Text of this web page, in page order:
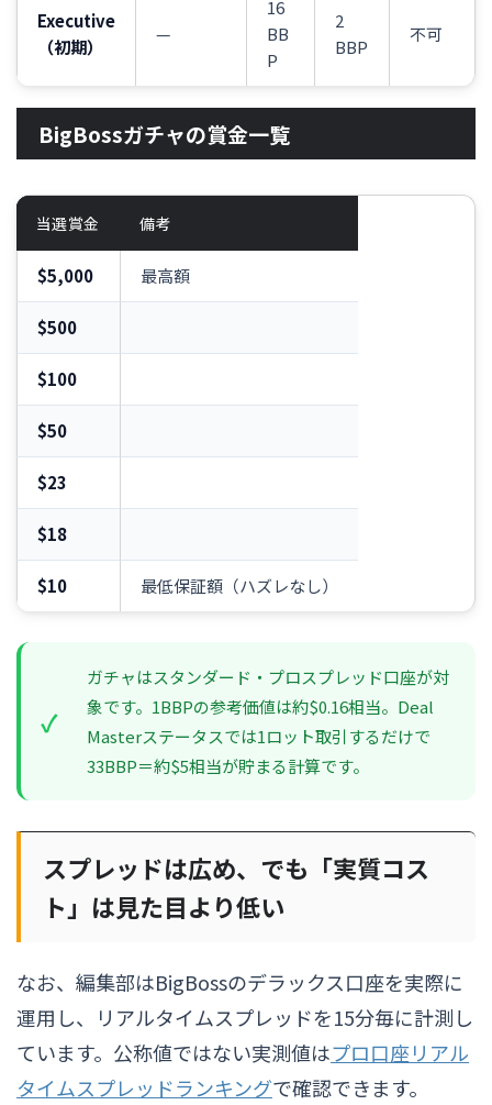
Executive
（初期）
—
16
BB
P
2
BBP
不可
BigBossガチャの賞金一覧
当選賞金 備考
$5,000 最高額
$500
$100
$50
$23
$18
$10 最低保証額（ハズレなし）
ガチャはスタンダード・プロスプレッド口座が対
象です。1BBPの参考価値は約$0.16相当。Deal
Masterステータスでは1ロット取引するだけで
33BBP＝約$5相当が貯まる計算です。
スプレッドは広め、でも「実質コス
ト」は見た目より低い
なお、編集部はBigBossのデラックス口座を実際に
運用し、リアルタイムスプレッドを15分毎に計測し
ています。公称値ではない実測値はプロ口座リアル
タイムスプレッドランキングで確認できます。